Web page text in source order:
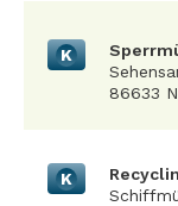
K
86633
K